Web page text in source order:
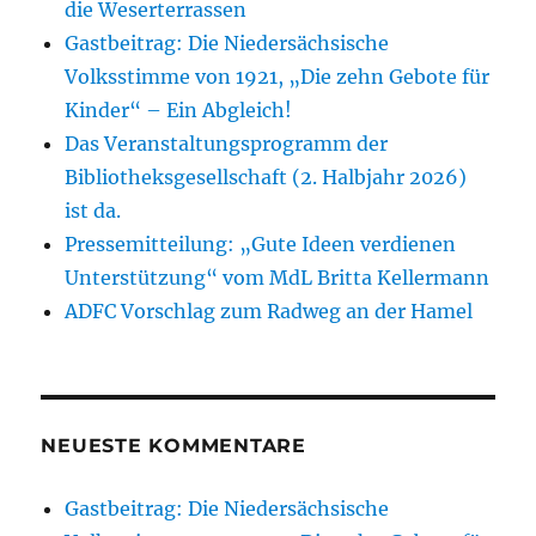
die Weserterrassen
Gastbeitrag: Die Niedersächsische
Volksstimme von 1921, „Die zehn Gebote für
Kinder“ – Ein Abgleich!
Das Veranstaltungsprogramm der
Bibliotheksgesellschaft (2. Halbjahr 2026)
ist da.
Pressemitteilung: „Gute Ideen verdienen
Unterstützung“ vom MdL Britta Kellermann
ADFC Vorschlag zum Radweg an der Hamel
NEUESTE KOMMENTARE
Gastbeitrag: Die Niedersächsische